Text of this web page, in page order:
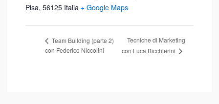
Pisa, 56125 Italia + Google Maps
Team Building (parte 2)
con Federico Niccolini
Tecniche di Marketing
con Luca Bicchierini